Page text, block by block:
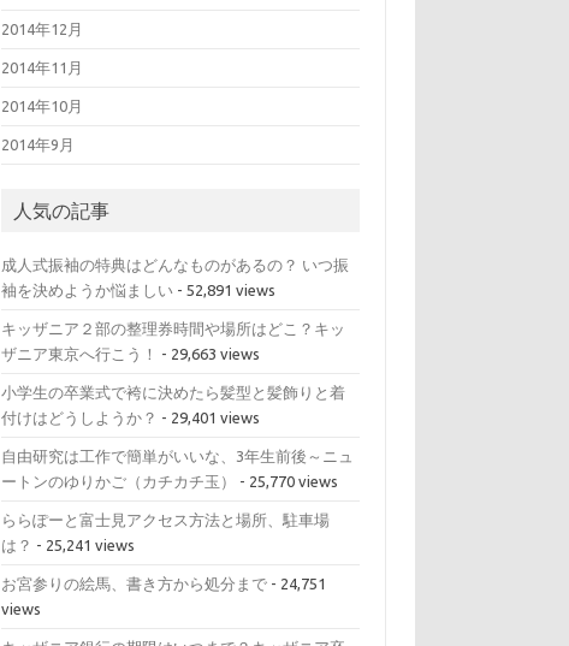
2014年12月
2014年11月
2014年10月
2014年9月
人気の記事
成人式振袖の特典はどんなものがあるの？ いつ振
袖を決めようか悩ましい - 52,891 views
キッザニア２部の整理券時間や場所はどこ？キッ
ザニア東京へ行こう！
- 29,663 views
小学生の卒業式で袴に決めたら髪型と髪飾りと着
付けはどうしようか？ - 29,401 views
自由研究は工作で簡単がいいな、3年生前後～ニュ
ートンのゆりかご（カチカチ玉）
- 25,770 views
ららぽーと富士見アクセス方法と場所、駐車場
は？ - 25,241 views
お宮参りの絵馬、書き方から処分まで - 24,751
views